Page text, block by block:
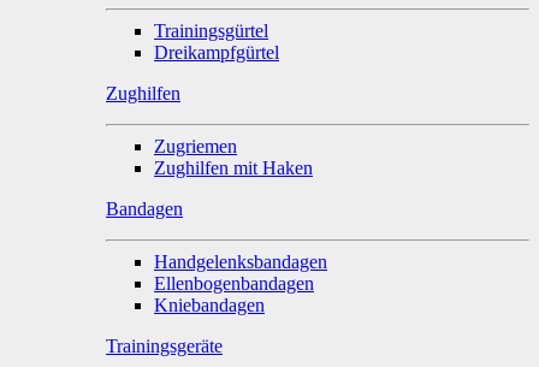
Trainingsgürtel
Dreikampfgürtel
Zughilfen
Zugriemen
Zughilfen mit Haken
Bandagen
Handgelenksbandagen
Ellenbogenbandagen
Kniebandagen
Trainingsgeräte